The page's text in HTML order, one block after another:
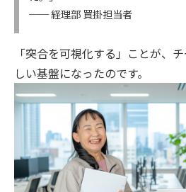
── 経理部 買掛担当者
「突合を可視化する」ことが、
しい基盤になったのです。